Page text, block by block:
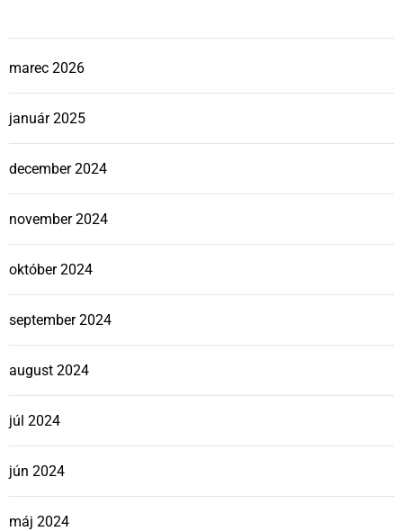
marec 2026
január 2025
december 2024
november 2024
október 2024
september 2024
august 2024
júl 2024
jún 2024
máj 2024